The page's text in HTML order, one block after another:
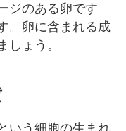
ジのある卵です
。卵に含まれる成
ょう。
いう細胞の生まれ